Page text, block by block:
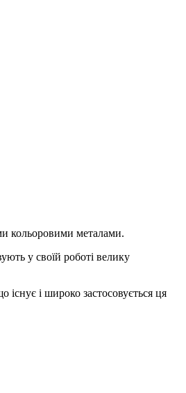
кольоровими металами.
у своїй роботі велику
і широко застосовується ця